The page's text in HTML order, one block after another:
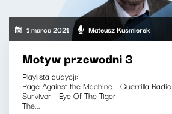
1 marca 2021 Mateusz Kuśmierek
Motyw przewodni 3
Playlista audycji:
Rage Against the Machine - Guerrilla Radio
Survivor - Eye Of The Tiger
The...